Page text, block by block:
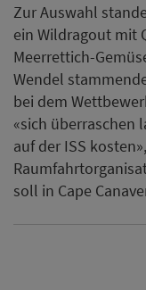
Zur Auswahl
ein Wildragout mit
Meerrettich-
Wendel
bei dem
«sich überraschen
auf der ISS
soll in Cape